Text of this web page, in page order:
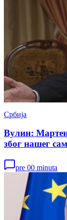
Србија
Вулин:
због нашег
pre 00 minuta